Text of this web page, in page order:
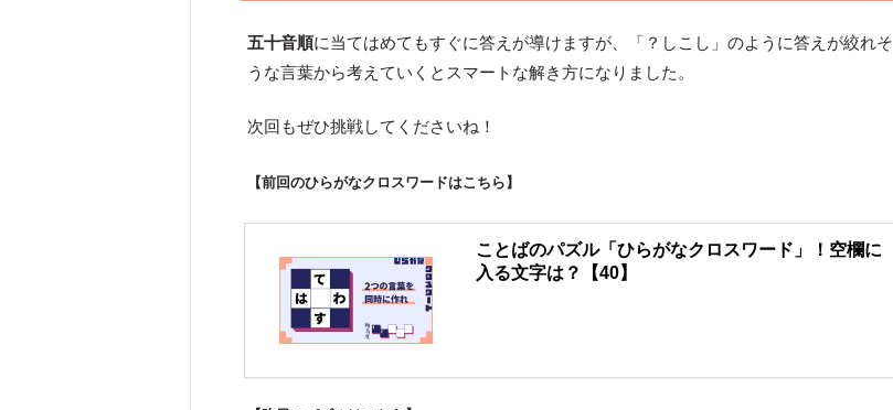
五十音順に当てはめてもすぐに答えが導けますが、「？しこし」のように答えが絞れそ
うな言葉から考えていくとスマートな解き方になりました。
次回もぜひ挑戦してくださいね！
【前回のひらがなクロスワードはこちら】
ことばのパズル「ひらがなクロスワード」！空欄に
入る文字は？【40】